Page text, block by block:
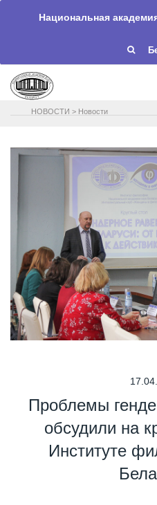
Национальная
НОВОСТИ > Новости
Проблемы
обсудили на
Институте